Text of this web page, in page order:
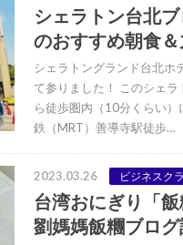
シェラトン台北
のおすすめ朝食＆
シェラトングランド台北ホ
て参りました！ このシェ
ら徒歩圏内（10分くらい
鉄（MRT）善導寺駅徒歩…
2023.03.26 ビジネスク
台湾おにぎり「
劉媽媽飯糰ブログ